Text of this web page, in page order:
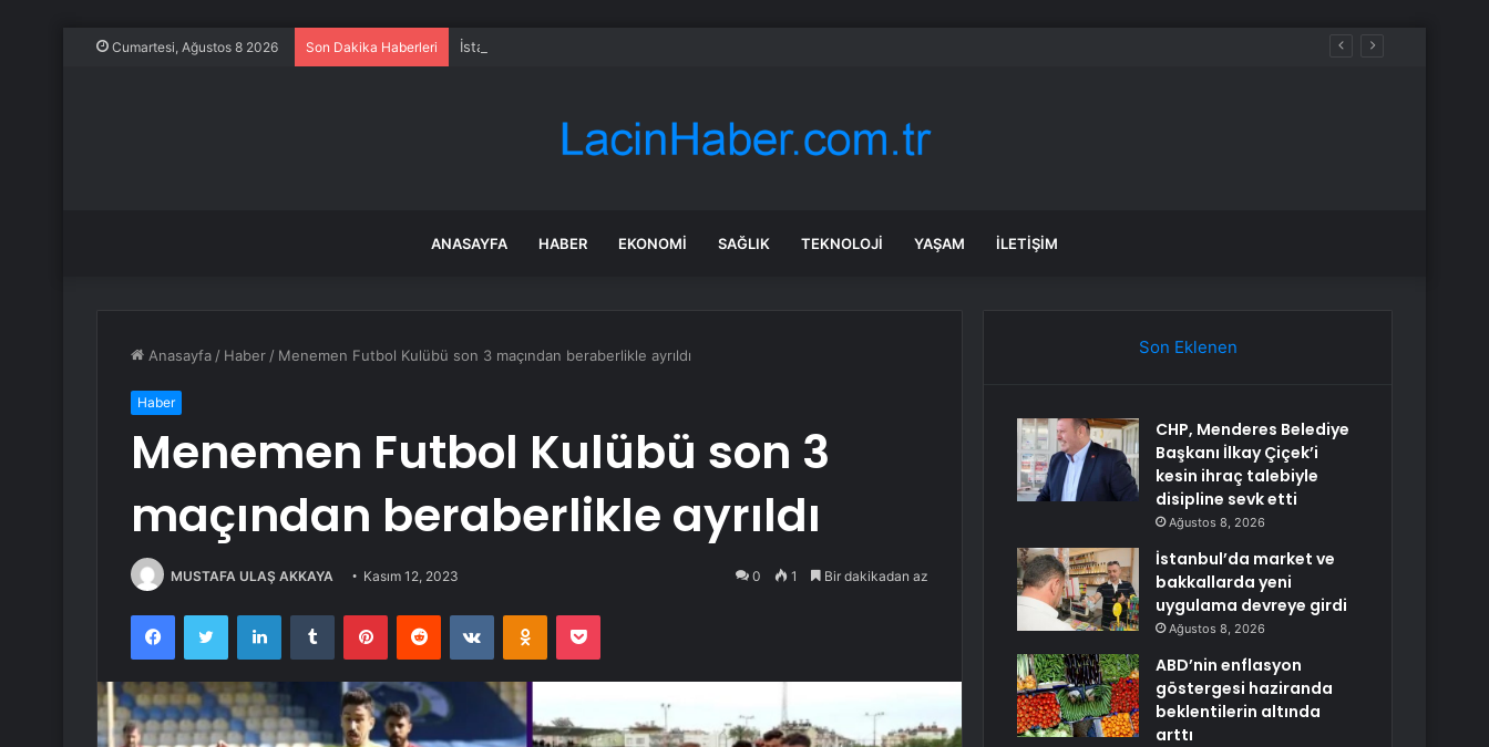
Cumartesi, Ağustos 8 2026 Son Dakika Haberleri İstanbul’da market ve bakkallarda yeni uygulama devreye girdi
ANASAYFA HABER EKONOMI SAĞLIK TEKNOLOJI YAŞAM İLETIŞIM
Anasayfa / Haber / Menemen Futbol Kulübü son 3 maçından beraberlikle ayrıldı
Haber
Menemen Futbol Kulübü son 3
maçından beraberlikle ayrıldı
MUSTAFA ULAŞ AKKAYA Kasım 12, 2023 0 1 Bir dakikadan az
FacebookTwitter LinkedInTumblr PinterestReddit VKontakteOdnoklassniki
Pocket
Son Eklenen
CHP, Menderes Belediye
Başkanı İlkay Çiçek’i
kesin ihraç talebiyle
disipline sevk etti
Ağustos 8, 2026
İstanbul’da market ve
bakkallarda yeni
uygulama devreye girdi
Ağustos 8, 2026
ABD’nin enflasyon
göstergesi haziranda
beklentilerin altında
arttı